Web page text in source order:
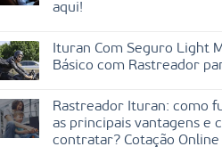
aqui!
Ituran Com Seguro Light
Básico com Rastreador
Rastreador Ituran: como
as principais vantagens e
contratar? Cotação Online